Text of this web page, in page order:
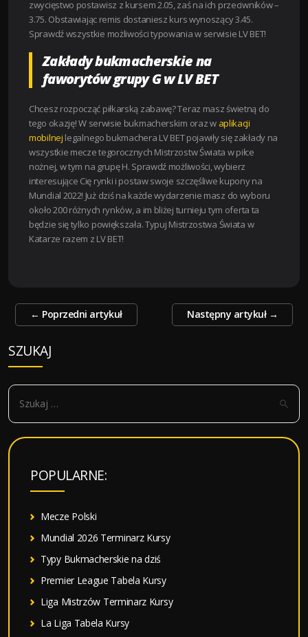
zwycięstwo postawisz z kursem 2.05, zaś na ich przeciwników –
3.75. Obstawiając remis dostaniesz kurs wynoszący 3.45.
Sprawdź wszystkie możliwości typowania w serwisie LV BET!
Zakłady bukmacherskie na
faworytów grupy G w LV BET
Chcesz rozpocząć piłkarską zabawę? Teraz masz świetną do
tego okazję! W serwisie bukmacherskim oraz w aplikacji
mobilnej legalnego bukmachera LV BET pojawiły się zakłady na
wszystkie mecze tegorocznych Mistrzostw Świata w piłce
nożnej, w tym na grupę H. Sprawdź możliwości, wybierz
interesujące Cię rynki i postaw swoje szczęśliwe kupony na
Mundial 2022! Już dziś na każde wydarzenie masz do wyboru
około 200 różnych rynków, a im bliżej turnieju tym oferta ta
będzie się tylko powiększała. Typuj Mistrzostwa Świata w
Katarze razem z LV BET!
Zobacz
← Poprzedni artykuł Następny artykuł →
SZUKAJ
S
k
POPULARNE:
Mecze Polski
Mundial 2026 Terminarz Kursy
Typy Bukmacherskie na dziś
Premier League Tabela Kursy
Liga Mistrzów Terminarz Kursy
La Liga Tabela Kursy